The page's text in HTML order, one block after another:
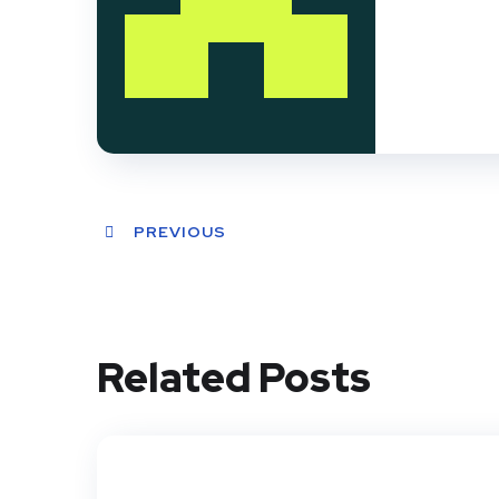
PREVIOUS
Related Posts